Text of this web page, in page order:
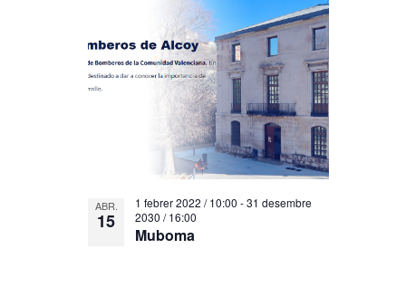
ABR.
15
Muboma
1 febrer 2022 / 10:00 -31 desembre
2030 / 16:00